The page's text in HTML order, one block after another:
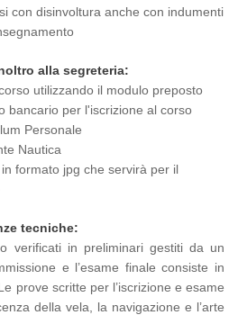
con disinvoltura anche con indumenti
alla segreteria:
utilizzando il modulo preposto
bancario per l'iscrizione al corso
Personale
Nautica
formato jpg che servirà per il
tecniche:
verificati in preliminari gestiti da un
e l’esame finale consiste in
prove scritte per l’iscrizione e esame
della vela, la navigazione e l’arte